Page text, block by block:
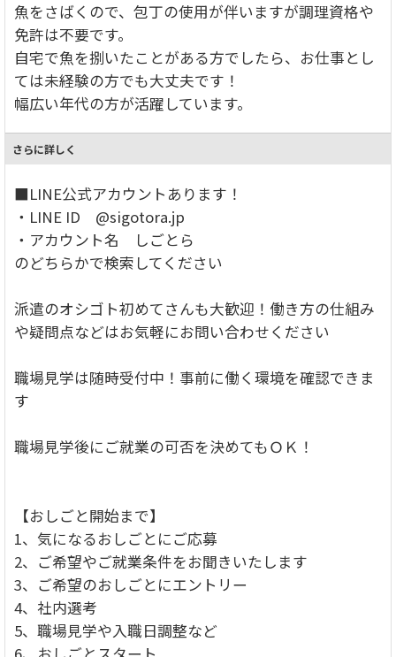
魚をさばくので、包丁の使用が伴いますが調理資格や
免許は不要です。
自宅で魚を捌いたことがある方でしたら、お仕事とし
ては未経験の方でも大丈夫です！
幅広い年代の方が活躍しています。
さらに詳しく
■LINE公式アカウントあります！
・LINE ID @sigotora.jp
・アカウント名 しごとら
のどちらかで検索してください
派遣のオシゴト初めてさんも大歓迎！働き方の仕組み
や疑問点などはお気軽にお問い合わせください
職場見学は随時受付中！事前に働く環境を確認できま
す
職場見学後にご就業の可否を決めてもＯＫ！
【おしごと開始まで】
1、気になるおしごとにご応募
2、ご希望やご就業条件をお聞きいたします
3、ご希望のおしごとにエントリー
4、社内選考
5、職場見学や入職日調整など